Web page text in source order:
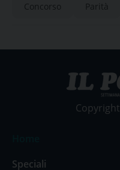
Concorso Parità
Speciali